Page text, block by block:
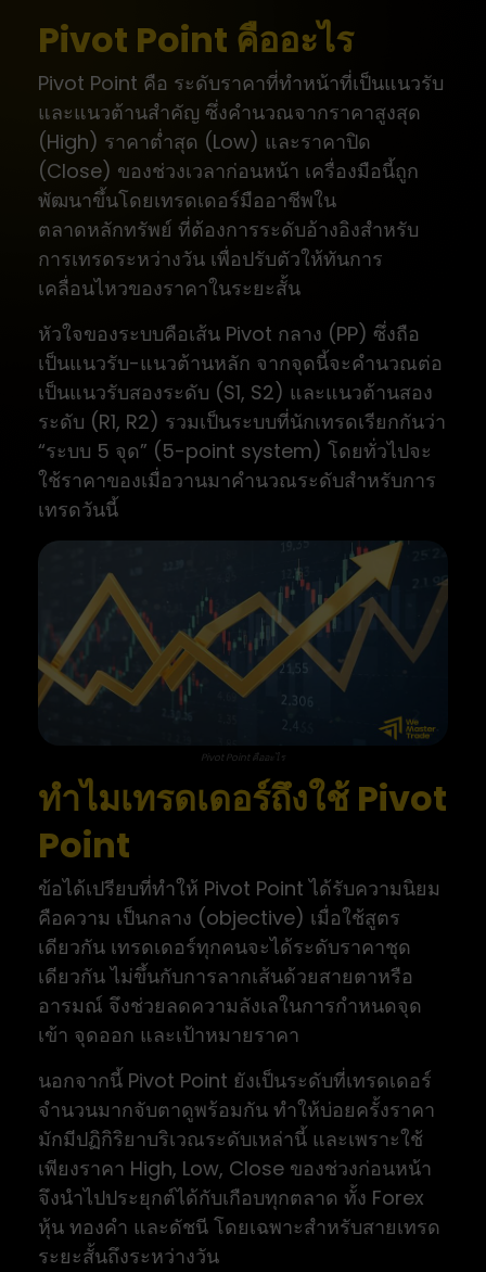
Pivot Point คืออะไร
Pivot Point คือ ระดับราคาที่ทำหน้าที่เป็นแนวรับ
และแนวต้านสำคัญ ซึ่งคำนวณจากราคาสูงสุด
(High) ราคาต่ำสุด (Low) และราคาปิด
(Close) ของช่วงเวลาก่อนหน้า เครื่องมือนี้ถูก
พัฒนาขึ้นโดยเทรดเดอร์มืออาชีพใน
ตลาดหลักทรัพย์ ที่ต้องการระดับอ้างอิงสำหรับ
การเทรดระหว่างวัน เพื่อปรับตัวให้ทันการ
เคลื่อนไหวของราคาในระยะสั้น
หัวใจของระบบคือเส้น Pivot กลาง (PP) ซึ่งถือ
เป็นแนวรับ-แนวต้านหลัก จากจุดนี้จะคำนวณต่อ
เป็นแนวรับสองระดับ (S1, S2) และแนวต้านสอง
ระดับ (R1, R2) รวมเป็นระบบที่นักเทรดเรียกกันว่า
“ระบบ 5 จุด” (5-point system) โดยทั่วไปจะ
ใช้ราคาของเมื่อวานมาคำนวณระดับสำหรับการ
เทรดวันนี้
Pivot Point คืออะไร
ทำไมเทรดเดอร์ถึงใช้ Pivot
Point
ข้อได้เปรียบที่ทำให้ Pivot Point ได้รับความนิยม
คือความ เป็นกลาง (objective) เมื่อใช้สูตร
เดียวกัน เทรดเดอร์ทุกคนจะได้ระดับราคาชุด
เดียวกัน ไม่ขึ้นกับการลากเส้นด้วยสายตาหรือ
อารมณ์ จึงช่วยลดความลังเลในการกำหนดจุด
เข้า จุดออก และเป้าหมายราคา
นอกจากนี้ Pivot Point ยังเป็นระดับที่เทรดเดอร์
จำนวนมากจับตาดูพร้อมกัน ทำให้บ่อยครั้งราคา
มักมีปฏิกิริยาบริเวณระดับเหล่านี้ และเพราะใช้
เพียงราคา High, Low, Close ของช่วงก่อนหน้า
จึงนำไปประยุกต์ได้กับเกือบทุกตลาด ทั้ง Forex
หุ้น ทองคำ และดัชนี โดยเฉพาะสำหรับสายเทรด
ระยะสั้นถึงระหว่างวัน